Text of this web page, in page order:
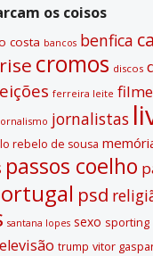
os coisos
costa bancos benfica
cromos discos
ferreira leite
jornalistas
rebelo de sousa
passos coelho
psd
santana lopes sexo sporting
trump vitor